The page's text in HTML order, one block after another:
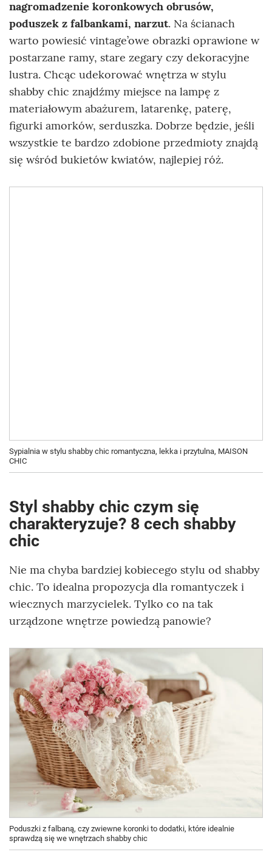
nagromadzenie koronkowych obrusów,
poduszek z falbankami, narzut. Na ścianach
warto powiesić vintage’owe obrazki oprawione w
postarzane ramy, stare zegary czy dekoracyjne
lustra. Chcąc udekorować wnętrza w stylu
shabby chic znajdźmy miejsce na lampę z
materiałowym abażurem, latarenkę, paterę,
figurki amorków, serduszka. Dobrze będzie, jeśli
wszystkie te bardzo zdobione przedmioty znajdą
się wśród bukietów kwiatów, najlepiej róż.
Sypialnia w stylu shabby chic romantyczna, lekka i przytulna, MAISON
CHIC
Styl shabby chic czym się
charakteryzuje? 8 cech shabby
chic
Nie ma chyba bardziej kobiecego stylu od shabby
chic. To idealna propozycja dla romantyczek i
wiecznych marzycielek. Tylko co na tak
urządzone wnętrze powiedzą panowie?
Poduszki z falbaną, czy zwiewne koronki to dodatki, które idealnie
sprawdzą się we wnętrzach shabby chic